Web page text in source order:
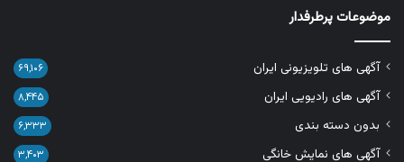
موضوعات پرطرفدار
آگهی های تلویزیونی ایران ۶۹,۱۰۶
آگهی های رادیویی ایران ۸,۴۴۵
بدون دسته بندی ۶,۳۳۳
آگهی های نمایش خانگی ۳,۴۰۳